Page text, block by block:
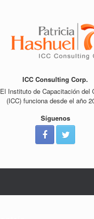
ICC Consulting Corp.
El Instituto de Capacitación del
(ICC) funciona desde el año
Síguenos